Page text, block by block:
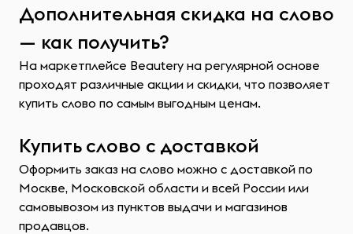
Дополнительная скидка на слово
— как получить?
На маркетплейсе Beautery на регулярной основе
проходят различные акции и скидки, что позволяет
купить слово по самым выгодным ценам.
Купить слово с доставкой
Оформить заказ на слово можно с доставкой по
Москве, Московской области и всей России или
самовывозом из пунктов выдачи и магазинов
продавцов.